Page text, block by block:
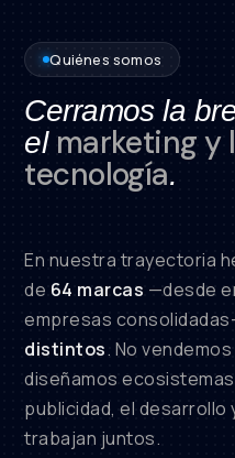
Quiénes somos
Cerramos la
el marketing y
tecnología.
En nuestra trayectoria
de 64 marcas —desde
empresas
distintos. No
diseñamos
publicidad, el desarrollo
trabajan juntos.